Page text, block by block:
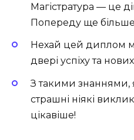
Магістратура — це
Попереду ще
Нехай цей диплом
двері успіху та
З такими знаннями,
страшні ніякі
цікавіше!